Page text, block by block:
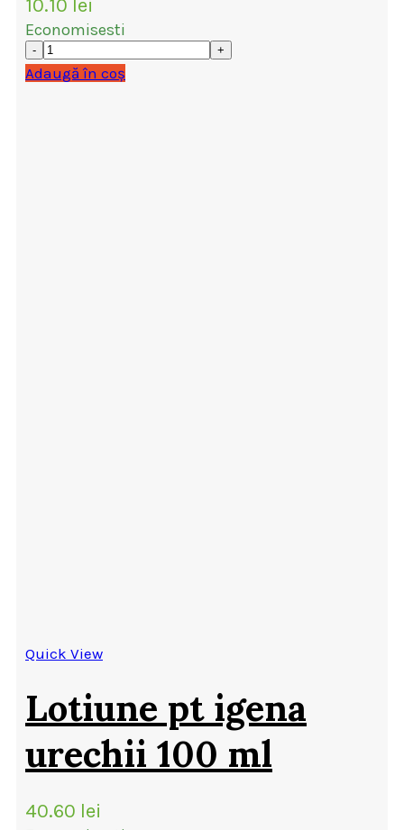
10.10 lei
Economisesti
Adaugă în coș
Quick View
Lotiune pt igena
urechii 100 ml
40.60 lei